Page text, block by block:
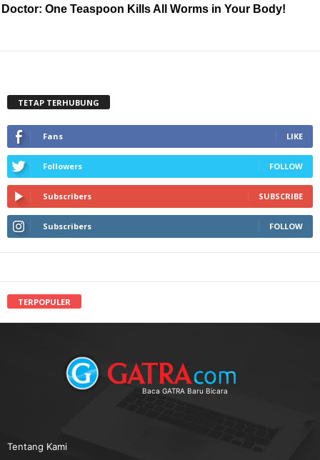
Doctor: One Teaspoon Kills All Worms in Your Body!
TETAP TERHUBUNG
Fans LIKE
Followers FOLLOW
Subscribers SUBSCRIBE
Subscribers FOLLOW